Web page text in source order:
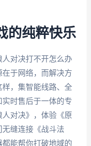
的纯粹快乐
对决打不开怎么办
于网络，而解决方
样，集智能线路、全
时售后于一体的专
对决》，体验《原
缝连接《战斗法
能帮你打破地域的